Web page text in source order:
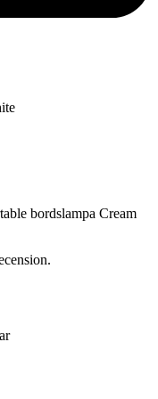
bordslampa Cream